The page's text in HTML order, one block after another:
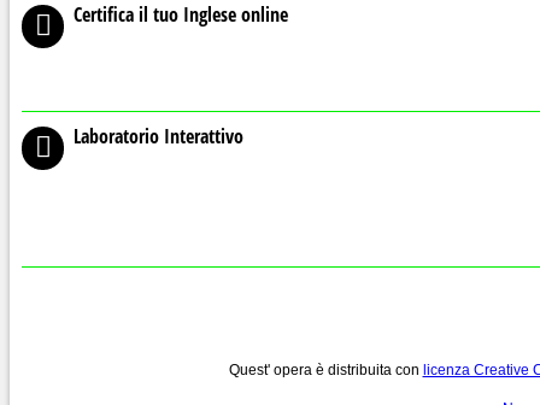
Certifica il tuo Inglese online
Laboratorio Interattivo
Quest' opera è distribuita con licenza Creative